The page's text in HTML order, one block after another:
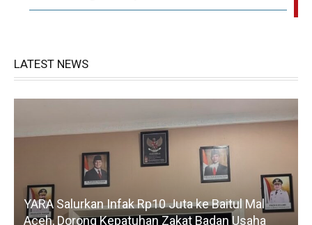
LATEST NEWS
YARA Salurkan Infak Rp10 Juta ke Baitul Mal
Aceh, Dorong Kepatuhan Zakat Badan Usaha